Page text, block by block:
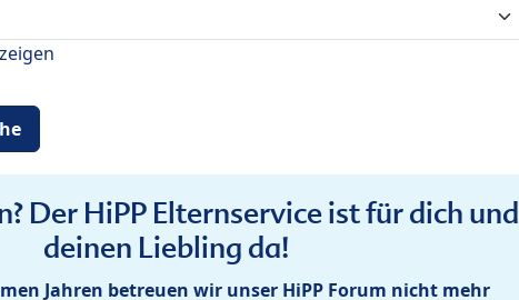
Der HiPP Elternservice ist für dich und
deinen Liebling da!
Jahren betreuen wir unser HiPP Forum nicht mehr